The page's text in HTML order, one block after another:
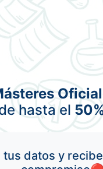
hasta el
datos y